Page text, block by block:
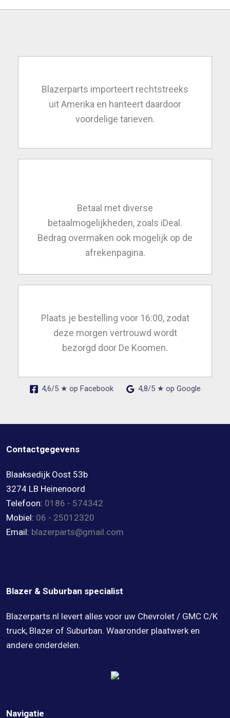
Blazerparts importeert rechtstreeks
uit Amerika en hanteert daardoor
voordelige tarieven.
Betaal met diverse
betaalmogelijkheden, zoals iDeal.
Bedrag overmaken ook mogelijk op de
afrekenpagina.
Plaats je bestelling voor 16:00, zodat
deze morgen vertrouwd wordt
bezorgd door De Koomen.
4,6/5 ★ op Facebook 4,8/5 ★ op Google
Contactgegevens
Blaaksedijk Oost 53b
3274 LB Heinenoord
Telefoon: 0186 - 574342
Mobiel: 06 - 25012320
Email: blazerparts@gmail.com
Blazer & Suburban specialist
Blazerparts.nl levert alles voor uw Chevrolet / GMC C/K
truck, Blazer of Suburban. Waaronder plaatwerk en
andere onderdelen.
Navigatie